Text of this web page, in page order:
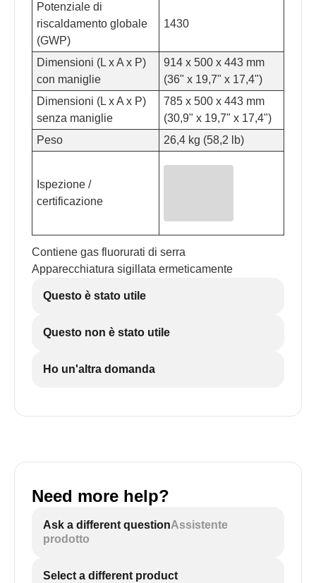
Potenziale di
riscaldamento globale
(GWP)
1430
Dimensioni (L x A x P)
con maniglie
914 x 500 x 443 mm
(36" x 19,7" x 17,4")
Dimensioni (L x A x P)
senza maniglie
785 x 500 x 443 mm
(30,9" x 19,7" x 17,4")
Peso
26,4 kg (58,2 lb)
Ispezione /
certificazione
Contiene gas fluorurati di serra
Apparecchiatura sigillata ermeticamente
Questo è stato utile
Questo non è stato utile
Ho un'altra domanda
Need more help?
Ask a different questionAssistente
prodotto
Select a different product